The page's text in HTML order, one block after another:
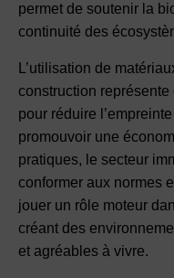
permet de soutenir la
continuité des
L’utilisation de
construction
pour réduire
promouvoir une
pratiques, le secteur
conformer aux normes
jouer un rôle moteur
créant des
et agréables à vivre.